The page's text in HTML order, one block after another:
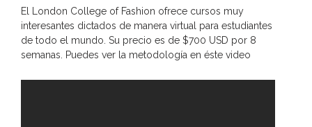
El London College of Fashion ofrece cursos muy
interesantes dictados de manera virtual para estudiantes
de todo el mundo. Su precio es de $700 USD por 8
semanas. Puedes ver la metodología en éste video